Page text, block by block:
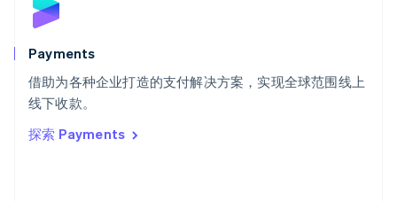
Payments
借助为各种企业打造的支付解决方案，实现全球范围线上
线下收款。
探索 Payments
English
斯洛文尼亚
泰国
ไทยEnglish
希腊
English
西班牙